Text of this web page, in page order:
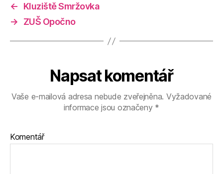
←
Kluziště Smržovka
→
ZUŠ Opočno
Napsat komentář
Vaše e-mailová adresa nebude zveřejněna. Vyžadované
informace jsou označeny *
Komentář